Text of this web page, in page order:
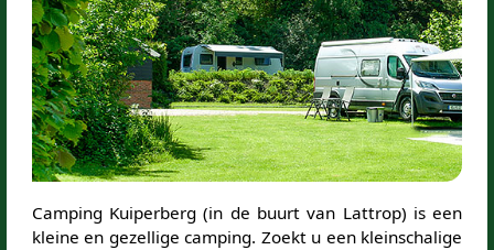
Camping Kuiperberg (in de buurt van Lattrop) is een
kleine en gezellige camping. Zoekt u een kleinschalige